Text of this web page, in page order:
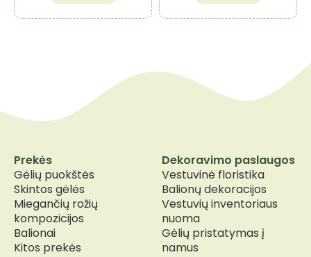
Prekės
Gėlių puokštės
Skintos gėlės
Miegančių rožių
kompozicijos
Balionai
Kitos prekės
Dekoravimo paslaugos
Vestuvinė floristika
Balionų dekoracijos
Vestuvių inventoriaus
nuoma
Gėlių pristatymas į
namus